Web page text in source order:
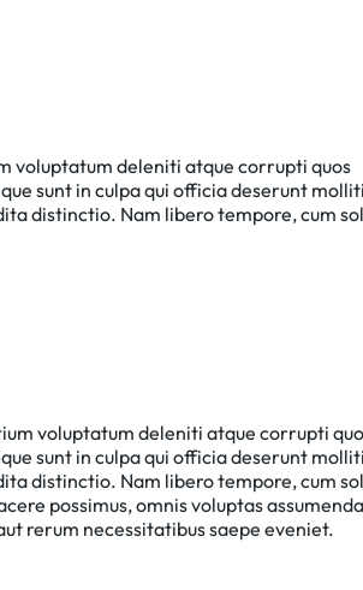
voluptatum deleniti atque corrupti quos
sunt in culpa qui officia deserunt
distinctio. Nam libero tempore, cum
voluptatum deleniti atque corrupti
sunt in culpa qui officia deserunt
distinctio. Nam libero tempore, cum
possimus, omnis voluptas assumenda
rerum necessitatibus saepe eveniet.